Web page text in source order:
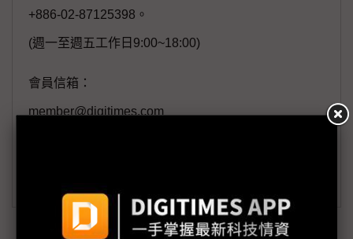
+886-02-87125398。
(週一至週五工作日9:00~18:00)
會員信箱：
member@digitimes.com